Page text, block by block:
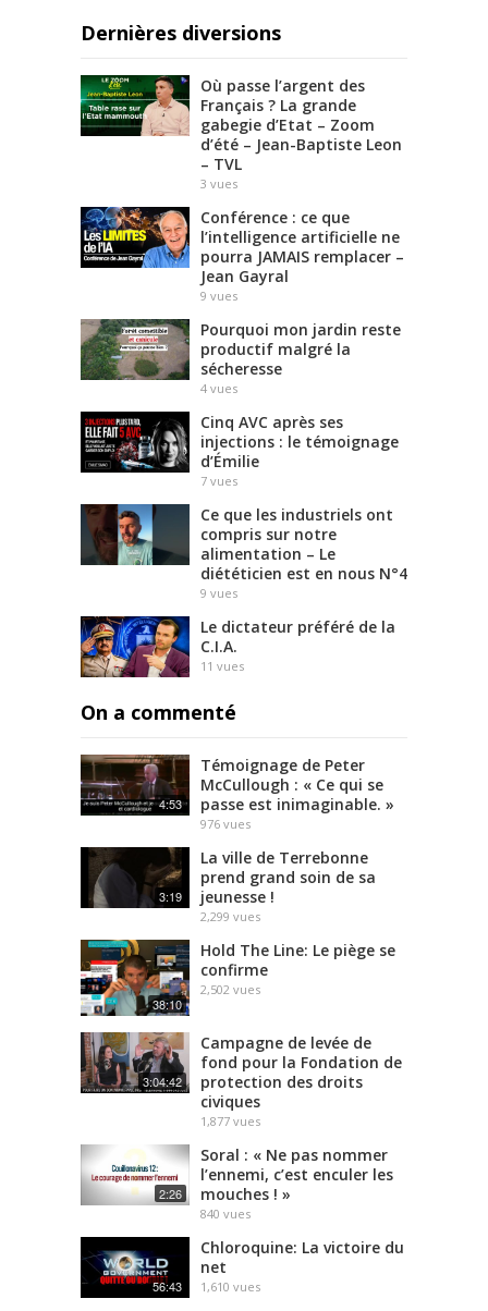
u
u
J
.
a
m
e
Dernières diversions
Où passe l’argent des
Français ? La grande
gabegie d’Etat – Zoom
d’été – Jean-Baptiste Leon
– TVL
3 vues
Conférence : ce que
l’intelligence artificielle ne
pourra JAMAIS remplacer –
Jean Gayral
9 vues
Pourquoi mon jardin reste
productif malgré la
sécheresse
4 vues
Cinq AVC après ses
injections : le témoignage
d’Émilie
7 vues
Ce que les industriels ont
compris sur notre
alimentation – Le
diététicien est en nous N°4
9 vues
Le dictateur préféré de la
C.I.A.
11 vues
On a commenté
4:53
Témoignage de Peter
McCullough : « Ce qui se
passe est inimaginable. »
976 vues
3:19
La ville de Terrebonne
prend grand soin de sa
jeunesse !
2,299 vues
38:10
Hold The Line: Le piège se
confirme
2,502 vues
3:04:42
Campagne de levée de
fond pour la Fondation de
protection des droits
civiques
1,877 vues
2:26
Soral : « Ne pas nommer
l’ennemi, c’est enculer les
mouches ! »
840 vues
56:43
Chloroquine: La victoire du
net
1,610 vues